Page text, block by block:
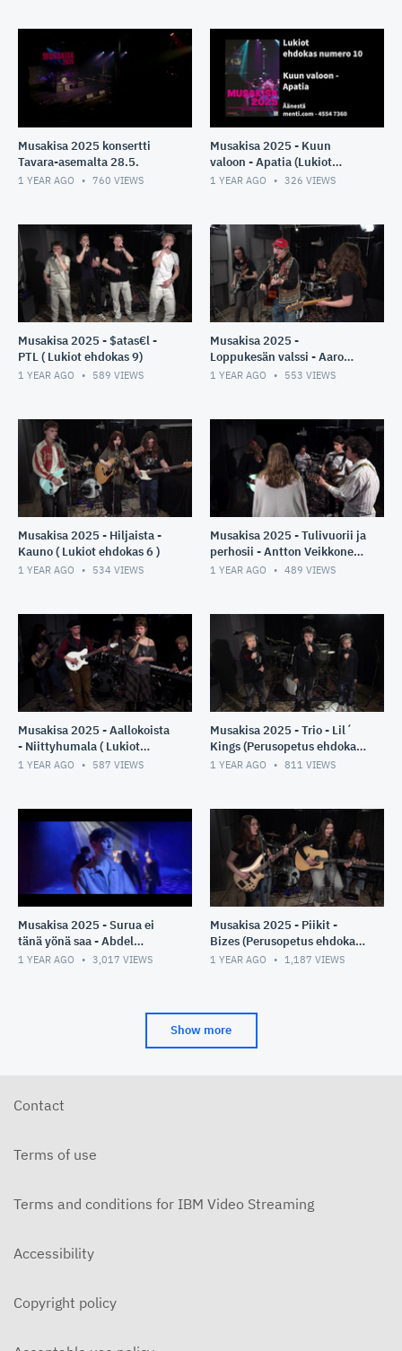
Musakisa 2025 konsertti
Tavara-asemalta 28.5.
1 YEAR AGO 760 VIEWS
Musakisa 2025 - Kuun
valoon - Apatia (Lukiot
ehdokas 10)
1 YEAR AGO 326 VIEWS
Musakisa 2025 - $atas€l -
PTL ( Lukiot ehdokas 9)
1 YEAR AGO 589 VIEWS
Musakisa 2025 -
Loppukesän valssi - Aaro
Joki & Arpajaiset ( Lukiot
1 YEAR AGO 553 VIEWS
Musakisa 2025 - Hiljaista -
Kauno ( Lukiot ehdokas 6 )
1 YEAR AGO 534 VIEWS
Musakisa 2025 - Tulivuorii ja
perhosii - Antton Veikkonen
( Lukiot ehdokas 7 )
1 YEAR AGO 489 VIEWS
Musakisa 2025 - Aallokoista
- Niittyhumala ( Lukiot
ehdokas 11)
1 YEAR AGO 587 VIEWS
Musakisa 2025 - Trio - Lil´
Kings (Perusopetus ehdokas
3)
1 YEAR AGO 811 VIEWS
Musakisa 2025 - Surua ei
tänä yönä saa - Abdel
Creates Lumielle (
1 YEAR AGO 3,017 VIEWS
Musakisa 2025 - Piikit -
Bizes (Perusopetus ehdokas
1)
1 YEAR AGO 1,187 VIEWS
Show more
Contact
Terms of use
Terms and conditions for IBM Video Streaming
Accessibility
Copyright policy